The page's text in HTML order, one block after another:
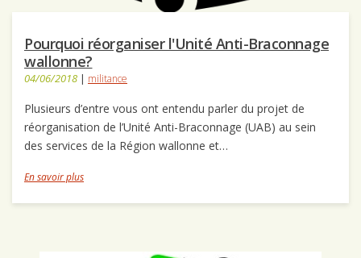
Pourquoi réorganiser l'Unité Anti-Braconnage
wallonne?
04/06/2018 | militance
Plusieurs d’entre vous ont entendu parler du projet de
réorganisation de l’Unité Anti-Braconnage (UAB) au sein
des services de la Région wallonne et…
En savoir plus